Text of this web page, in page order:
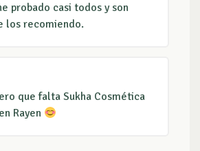
probado casi todos y son
los recomiendo.
que falta Sukha Cosmética
Rayen